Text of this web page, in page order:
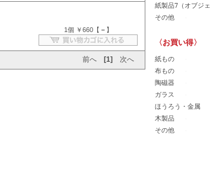
1個 ￥660【 － 】
前へ [1] 次へ
紙製品7（オブジェ
その他
〈お買い得〉
紙もの
布もの
陶磁器
ガラス
ほうろう・金属
木製品
その他